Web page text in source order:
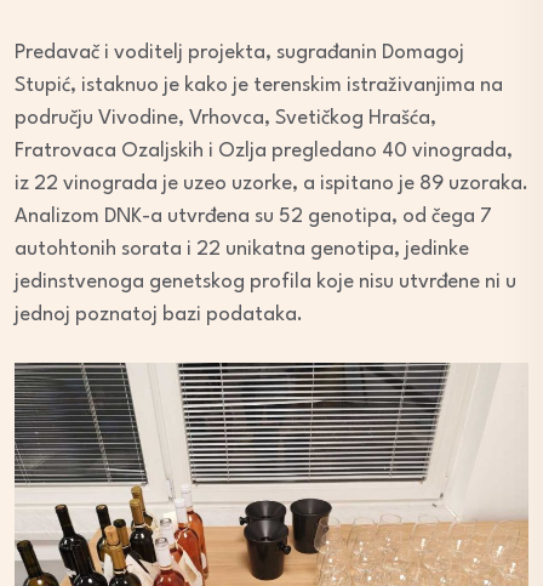
Predavač i voditelj projekta, sugrađanin Domagoj
Stupić, istaknuo je kako je terenskim istraživanjima na
području Vivodine, Vrhovca, Svetičkog Hrašća,
Fratrovaca Ozaljskih i Ozlja pregledano 40 vinograda,
iz 22 vinograda je uzeo uzorke, a ispitano je 89 uzoraka.
Analizom DNK-a utvrđena su 52 genotipa, od čega 7
autohtonih sorata i 22 unikatna genotipa, jedinke
jedinstvenoga genetskog profila koje nisu utvrđene ni u
jednoj poznatoj bazi podataka.